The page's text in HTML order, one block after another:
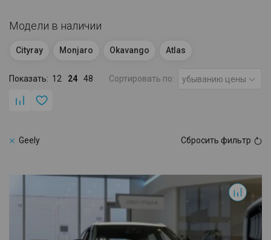
Модели в наличии
Cityray Monjaro Okavango Atlas
Показать: 12 24 48 Сортировать по: убыванию цены
Geely Сбросить фильтр